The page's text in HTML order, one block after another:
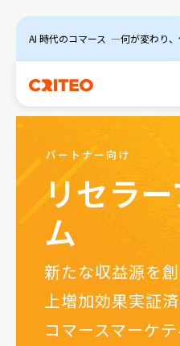
AI 時代のコマース ―何が変わり、
パートナー向け
リセラ
ム
新たな収益源を
上増加効果実証
コマースマーケ